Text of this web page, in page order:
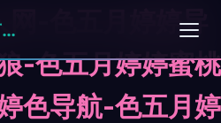
网-色五月婷婷导
-色五月婷婷蜜桃
色导航-色五月婷
程力專用汽車股份有限公司